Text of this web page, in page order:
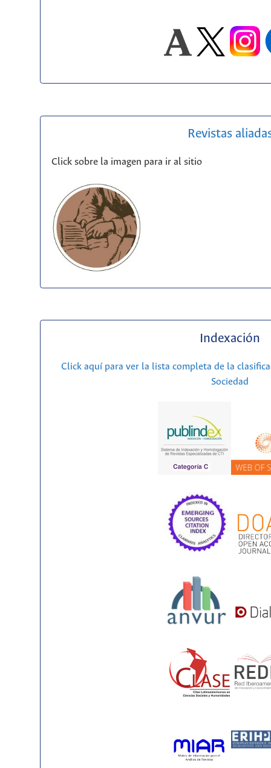
Revistas
Click sobre la imagen para ir al sitio
Indexación
Click aquí para ver la lista completa de la
Sociedad